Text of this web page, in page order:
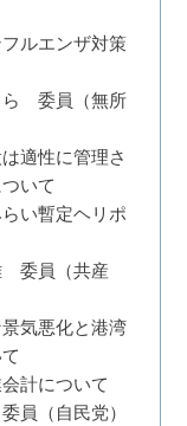
フルエンザ対策
委員（無所
適性に管理さ
いて
らい暫定ヘリポ
員（共産
景気悪化と港湾
会計について
（自民党）